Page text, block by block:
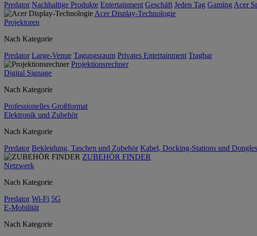
Predator Nachhaltige Produkte Entertainment Geschäft Jeden Tag Gaming Acer
Acer Display-Technologie
Projektoren
Nach Kategorie
Predator Large-Venue Tagungsraum Privates Entertainment Tragbar
Projektionsrechner
Digital Signage
Nach Kategorie
Professionelles Großformat
Elektronik und Zubehör
Nach Kategorie
Predator Bekleidung, Taschen und Zubehör Kabel, Docking-Stations und Dongles
ZUBEHÖR FINDER
Netzwerk
Nach Kategorie
Predator Wi-Fi 5G
E-Mobilität
Nach Kategorie